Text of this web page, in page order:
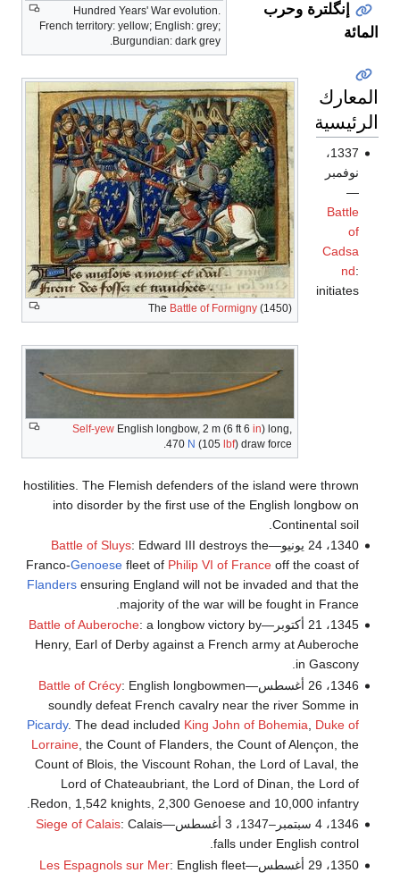
Hundred Years' War evolution.
French territory: yellow; English: grey;
Burgundian: dark grey.
The Battle of Formigny (1450)
Self-yew English longbow, 2 m (6 ft 6 in) long,
470 N (105 lbf) draw force.
إنگلترة وحرب
المائة
المعارك
الرئيسية
1337،
نوفمبر
—
Battle
of
Cadsa
nd:
initiates
hostilities. The Flemish defenders of the island were thrown
into disorder by the first use of the English longbow on
Continental soil.
1340، 24 يونيو—
Battle of Sluys: Edward III destroys the
Franco-Genoesefleet of Philip VI of Franceoff the coast of
Flandersensuring England will not be invaded and that the
majority of the war will be fought in France.
1345، 21 أكتوبر—
Battle of Auberoche: a longbow victory by
Henry, Earl of Derby against a French army at Auberoche
in Gascony.
1346، 26 أغسطس—
Battle of Crécy: English longbowmen
soundly defeat French cavalry near the river Somme in
Picardy. The dead included King John of Bohemia
Duke of
Lorraine, the Count of Flanders, the Count of Alençon, the
Count of Blois, the Viscount Rohan, the Lord of Laval, the
Lord of Chateaubriant, the Lord of Dinan, the Lord of
Redon, 1,542 knights, 2,300 Genoese and 10,000 infantry.
1346، 4 سبتمبر–1347، 3 أغسطس—
Siege of Calais: Calais
falls under English control.
1350، 29 أغسطس—
Les Espagnols sur Mer: English fleet